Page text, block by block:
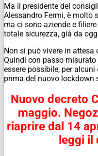
Ma il presidente del
Alessandro Fermi, è molto
ma ci sono aziende e
totale sicurezza, già da
Non si può vivere in attesa
Quindi con passo
essere possibile, per
prima del nuovo lockdown
Nuovo decreto
maggio.
riaprire dal 14
leggi il